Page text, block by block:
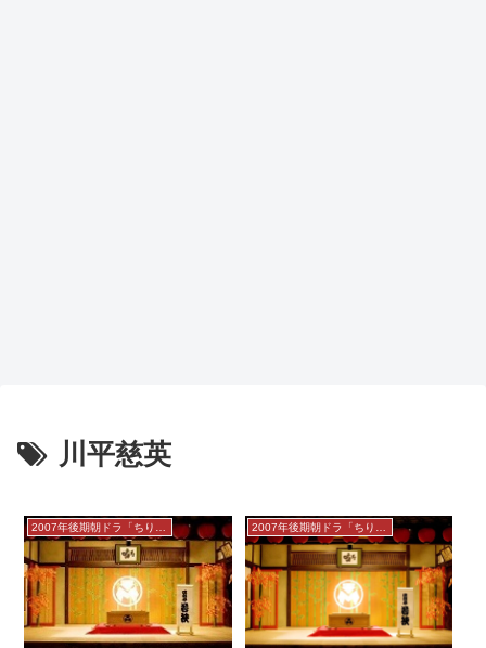
川平慈英
2007年後期朝ドラ「ちりとてちん」感想 2007年後期朝ドラ「ちりとてちん」感想